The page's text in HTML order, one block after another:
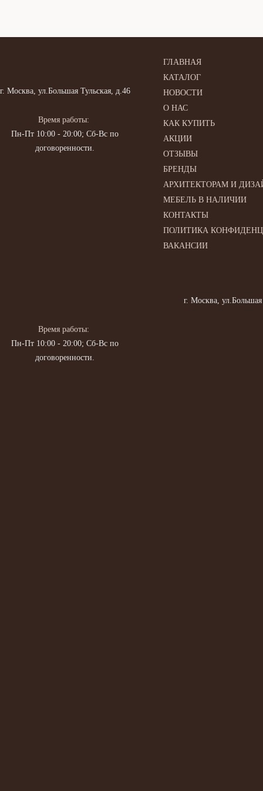
г. Москва, ул.Большая Тульская, д.46
Время работы:
Пн-Пт 10:00 - 20:00; Сб-Вс по
договоренности.
ГЛАВНАЯ
КАТАЛОГ
НОВОСТИ
О НАС
КАК КУПИТЬ
АКЦИИ
ОТЗЫВЫ
БРЕНДЫ
АРХИТЕКТОРАМ И
МЕБЕЛЬ В НАЛИЧИИ
КОНТАКТЫ
ПОЛИТИКА
ВАКАНСИИ
г. Москва, ул.Большая
Время работы:
Пн-Пт 10:00 - 20:00; Сб-Вс по
договоренности.